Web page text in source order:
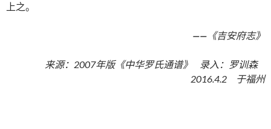
上之。
—— 《吉安府志》
来源：2007年版《中华罗氏通谱》 录入：罗训森
2016.4.2 于福州